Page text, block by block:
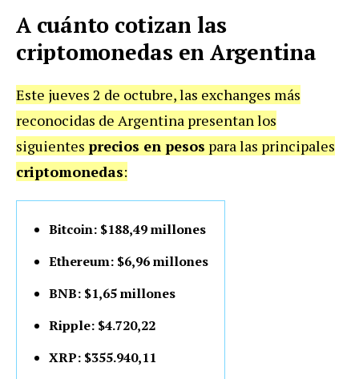
A cuánto cotizan las
criptomonedas en Argentina
Este jueves 2 de octubre, las exchanges más
reconocidas de Argentina presentan los
siguientes precios en pesos para las principales
criptomonedas:
Bitcoin: $188,49 millones
Ethereum: $6,96 millones
BNB: $1,65 millones
Ripple: $4.720,22
XRP: $355.940,11